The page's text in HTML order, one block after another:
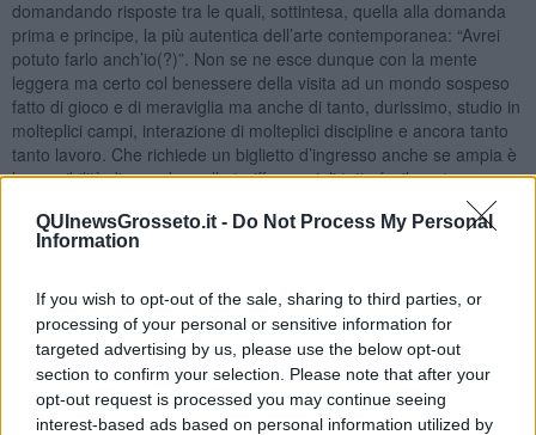
QUInewsGrosseto.it - Do Not Process My Personal
Information
If you wish to opt-out of the sale, sharing to third parties, or
processing of your personal or sensitive information for
targeted advertising by us, please use the below opt-out
section to confirm your selection. Please note that after your
opt-out request is processed you may continue seeing
interest-based ads based on personal information utilized by
domandando risposte tra le quali, sottintesa, quella alla domanda
prima e principe, la più autentica dell’arte contemporanea: “Avrei
potuto farlo anch’io(?)”. Non se ne esce dunque con la mente
leggera ma certo col benessere della visita ad un mondo sospeso
fatto di gioco e di meraviglia ma anche di tanto, durissimo, studio in
molteplici campi, interazione di molteplici discipline e ancora tanto
tanto lavoro. Che richiede un biglietto d’ingresso anche se ampia è
la possibilità di accedere alle tariffe speciali tutte facilmente
Suggerimento per il visitatore distratto. C’è un solo modo per
fresco e leggero, sopra la testa. E tirerà fuori un nuovo sorriso. E
un fazzoletto per asciugare gli occhiali. Ma non sarà mai lo stesso:
«Beauty incarna una fondamentale idea alla base della sua [Olafur
Eliasson] ricerca: ogni spettatore è sempre anche co-produttore
dell’opera d’arte».